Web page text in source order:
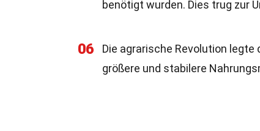
benötigt wurden. Dies trug zur
06
Die agrarische Revolution legte
größere und stabilere